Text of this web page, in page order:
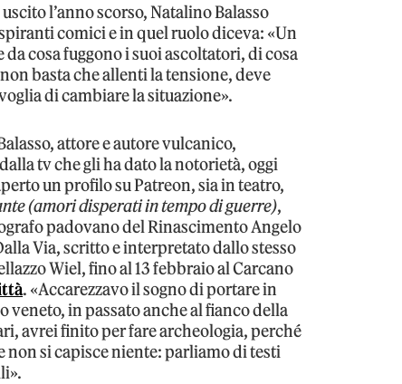
l’anno scorso, Natalino Balasso
comici e in quel ruolo diceva: «Un
cosa fuggono i suoi ascoltatori, di cosa
basta che allenti la tensione, deve
di cambiare la situazione».
attore e autore vulcanico,
tv che gli ha dato la notorietà, oggi
un profilo su Patreon, sia in teatro,
(amori disperati in tempo di guerre),
padovano del Rinascimento Angelo
Via, scritto e interpretato dallo stesso
Wiel, fino al 13 febbraio al Carcano
. «Accarezzavo il sogno di portare in
veneto, in passato anche al fianco della
avrei finito per fare archeologia, perché
non si capisce niente: parliamo di testi